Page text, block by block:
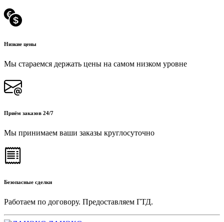
Низкие цены
Мы стараемся держать цены на самом низком уровне
Приём заказов 24/7
Мы принимаем ваши заказы круглосуточно
Безопасные сделки
Работаем по договору. Предоставляем ГТД.